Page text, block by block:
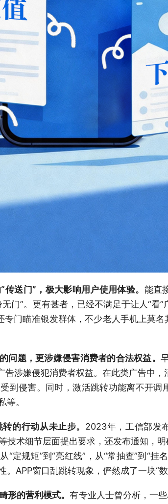
送门”，极大影响用户使用体验。 能直
门”。更有甚者，已经不满足于让人“看
专门瞄准银发群体，不少老人手机上莫
问题，更涉嫌侵害消费者的合法权益。
告涉嫌侵犯消费者权益。在此类广告中
到侵害。同时，激活跳转功能离不开调
等。
的行动从未止步。 2023年，工信部发
技术细节层面提出要求，还发布通知，
定规矩”到“亮红线”，从“常抽查”到“挂
APP窗口乱跳转现象，俨然成了一块“数
形的营利模式。有专业人士曾分析，一